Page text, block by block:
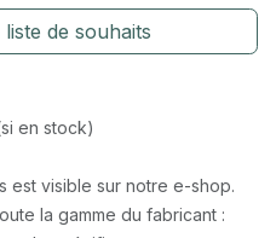
de souhaits
en stock)
est visible sur notre e-shop.
la gamme du fabricant :